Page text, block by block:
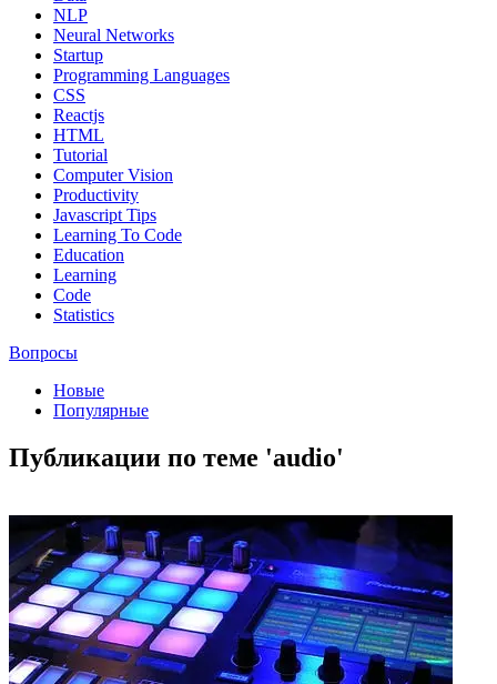
NLP
Neural Networks
Startup
Programming Languages
CSS
Reactjs
HTML
Tutorial
Computer Vision
Productivity
Javascript Tips
Learning To Code
Education
Learning
Code
Statistics
Вопросы
Новые
Популярные
Публикации по теме 'audio'